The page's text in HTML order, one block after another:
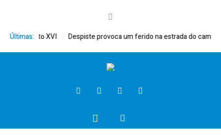
Últimas:
Bento XVI Despiste provoca um ferido na estrada do campo